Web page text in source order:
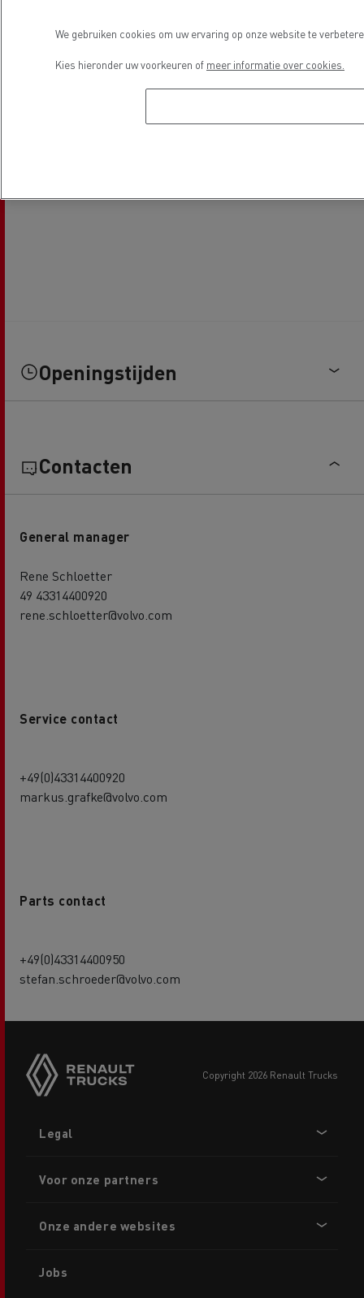
Openingstijden
Contacten
General manager
Rene Schloetter
49 43314400920
rene.schloetter@volvo.com
Service contact
+49(0)43314400920
markus.grafke@volvo.com
Parts contact
+49(0)43314400950
stefan.schroeder@volvo.com
copyright 2026 Renault Trucks
menu
Legal
Voor onze partners
Onze andere websites
Jobs
We gebruiken cookies om uw ervaring op onze website te
Kies hieronder uw voorkeuren of meer informatie over cookies.